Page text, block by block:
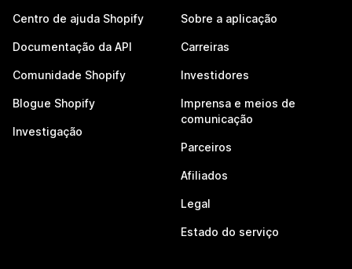
Centro de ajuda Shopify
Documentação da API
Comunidade Shopify
Blogue Shopify
Investigação
Sobre a aplicação
Carreiras
Investidores
Imprensa e meios de
comunicação
Parceiros
Afiliados
Legal
Estado do serviço